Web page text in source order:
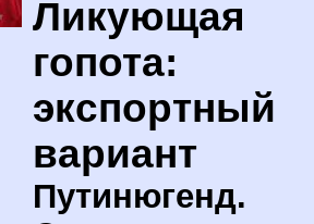
Ликующая
гопота:
экспортный
вариант
Путинюгенд.